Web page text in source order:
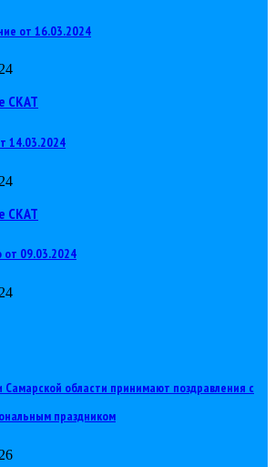
от 16.03.2024
СКАТ
14.03.2024
СКАТ
от 09.03.2024
Самарской области принимают поздравления с
праздником